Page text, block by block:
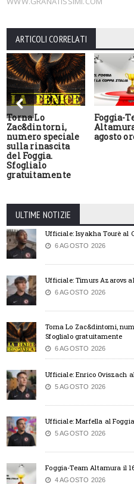
ARTICOLI CORRELATI
Torna Lo
Zac&dintorni,
numero speciale
sulla rinascita
del Foggia.
Sfoglialo
gratuitamente
Foggia-
agosto
ULTIME NOTIZIE
Ufficiale: Isyakha Tourè al
6 AGOSTO 2026
Ufficiale: Timurs Azarovs
6 AGOSTO 2026
Torna Lo Zac&dintorni,
Sfoglialo gratuitamente
6 AGOSTO 2026
Ufficiale: Enrico Oviszach
5 AGOSTO 2026
Ufficiale: Marfella al Foggia
5 AGOSTO 2026
Foggia-Team Altamura il
4 AGOSTO 2026